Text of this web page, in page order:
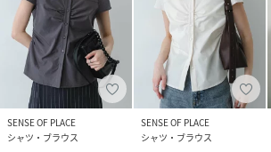
SENSE OF PLACE
シャツ・ブラウス
SENSE OF PLACE
シャツ・ブラウス